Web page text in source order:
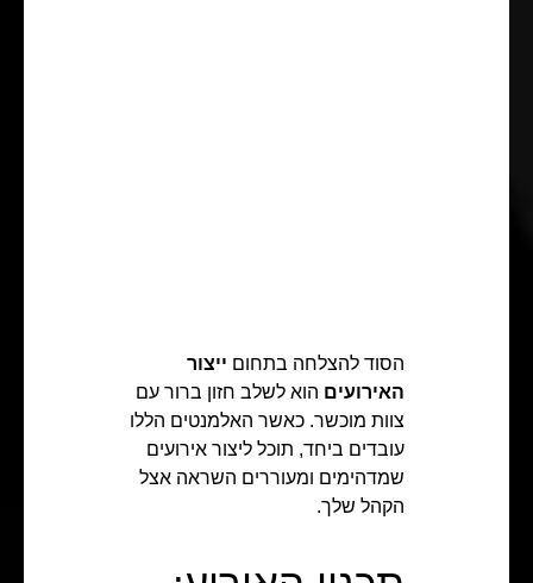
הסוד להצלחה בתחום ייצור
האירועים הוא לשלב חזון ברור עם
צוות מוכשר. כאשר האלמנטים הללו
עובדים ביחד, תוכל ליצור אירועים
שמדהימים ומעוררים השראה אצל
הקהל שלך.